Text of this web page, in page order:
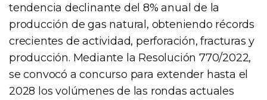
tendencia declinante del 8% anual de la
producción de gas natural, obteniendo récords
crecientes de actividad, perforación, fracturas y
producción. Mediante la Resolución 770/2022,
se convocó a concurso para extender hasta el
2028 los volúmenes de las rondas actuales